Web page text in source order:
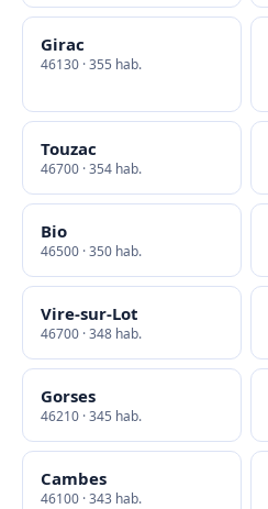
Girac
46130 · 355 hab.
Touzac
46700 · 354 hab.
Bio
46500 · 350 hab.
Vire-sur-Lot
46700 · 348 hab.
Gorses
46210 · 345 hab.
Cambes
46100 · 343 hab.